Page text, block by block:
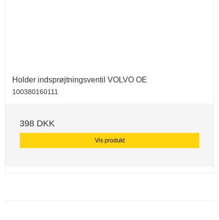
Holder indsprøjtningsventil VOLVO OE
100380160111
398 DKK
Vis produkt